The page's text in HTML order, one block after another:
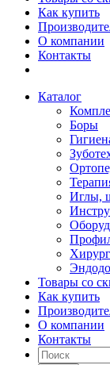
Как купить
О компании
Контакты
Каталог
Боры
Иглы,
Товары со
Как купить
О компании
Контакты